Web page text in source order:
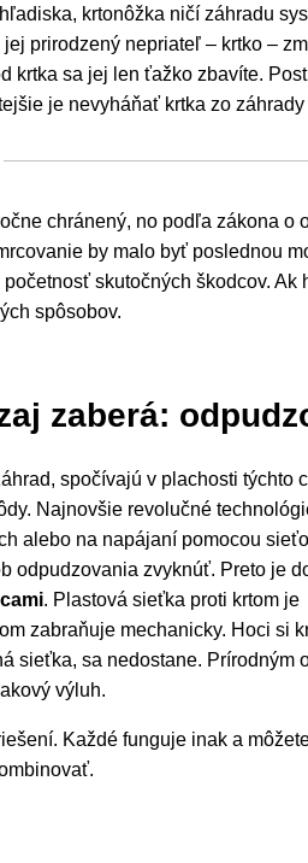
krtonôžka ničí záhradu
prirodzený nepriateľ – krtko –
krtka sa jej len ťažko zbavíte.
je nevyháňať krtka zo
chránený, no podľa zákona o
by malo byť poslednou
skutočných škodcov. Ak
spôsobov.
zaberá:
spočívajú v plachosti týchto
Najnovšie revolučné
alebo na napájaní pomocou
odpudzovania zvyknúť. Preto je
. Plastová sieťka proti krtom
zabraňuje mechanicky. Hoci si
sieťka, sa nedostane. Prírodným
výluh.
Každé funguje inak a